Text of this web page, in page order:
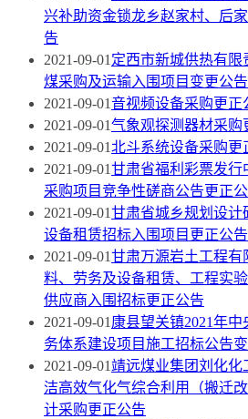
兴补助资金锁龙乡赵家村、后
告
2021-09-01定西市新城供热有限
煤采购及运输入围项目变更公告
2021-09-01音视频设备采购更正
2021-09-01气象观探测器材采购
2021-09-01北斗系统设备采购更
2021-09-01甘肃省福利彩票发行
采购项目竞争性磋商公告更正
2021-09-01甘肃省城乡规划设计
设备租赁招标入围项目更正公告
2021-09-01甘肃万源岩土工程有
料、劳务及设备租赁、工程实
供应商入围招标更正公告
2021-09-01康县望关镇2021年
务体系建设项目施工招标公告
2021-09-01靖远煤业集团刘化化
洁高效气化气综合利用（搬迁
计采购更正公告